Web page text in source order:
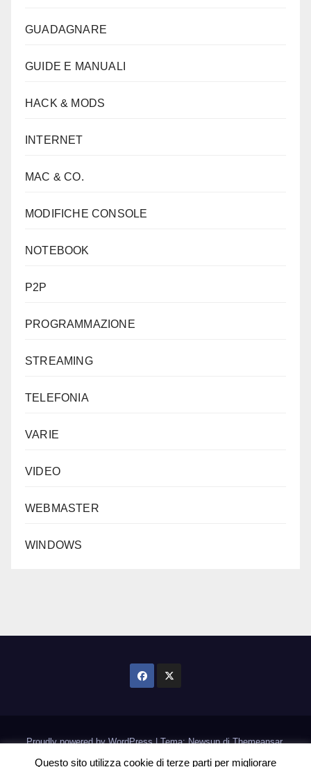
GUADAGNARE
GUIDE E MANUALI
HACK & MODS
INTERNET
MAC & CO.
MODIFICHE CONSOLE
NOTEBOOK
P2P
PROGRAMMAZIONE
STREAMING
TELEFONIA
VARIE
VIDEO
WEBMASTER
WINDOWS
Proudly powered by WordPress|Tema: Newsup diThemeansar.
Questo sito utilizza cookie di terze parti per migliorare